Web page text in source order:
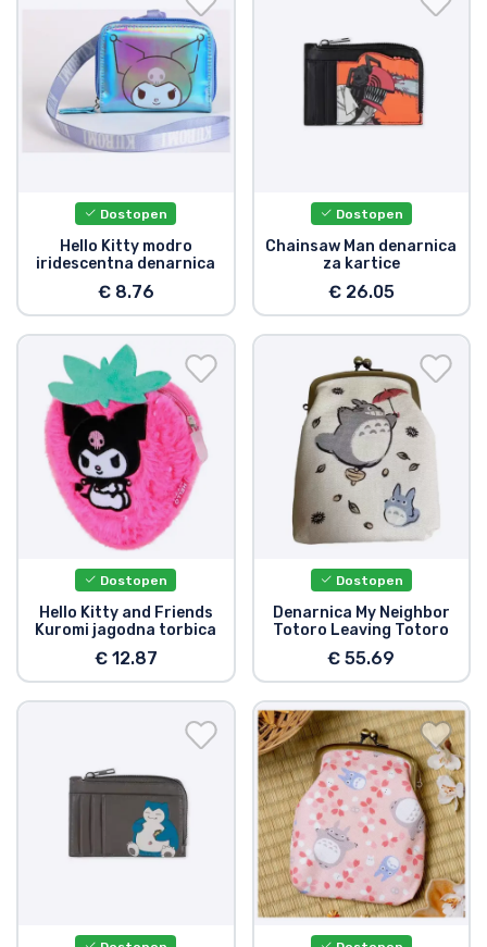
Dostopen
Hello Kitty modro
iridescentna denarnica
€ 8.76
Dostopen
Chainsaw Man denarnica
za kartice
€ 26.05
Dostopen
Hello Kitty and Friends
Kuromi jagodna torbica
€ 12.87
Dostopen
Denarnica My Neighbor
Totoro Leaving Totoro
€ 55.69